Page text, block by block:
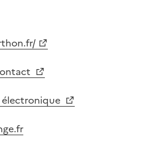
électronique